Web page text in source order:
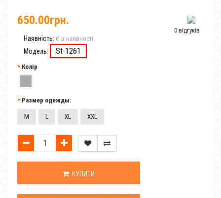
0 відгуків
650.00грн.
Наявність: Є в наявності
Модель: St-1261
Колір
Размер одежды:
M L XL XXL
КУПИТИ